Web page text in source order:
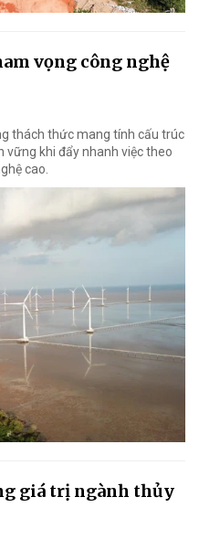
vọng công nghệ
thách thức mang tính cấu trúc
vững khi đẩy nhanh việc theo
cao.
giá trị ngành thủy